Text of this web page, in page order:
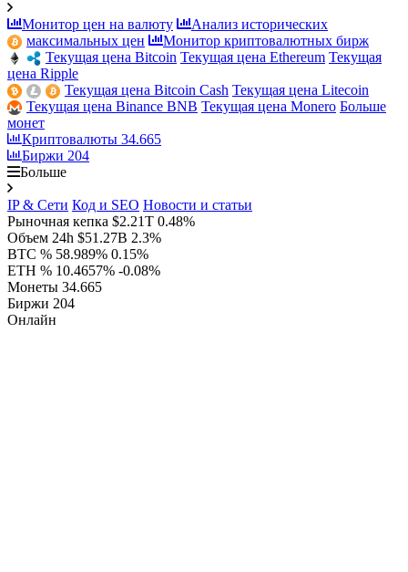
Монитор цен на валюту
Анализ исторических
максимальных цен
Монитор криптовалютных бирж
Текущая цена Bitcoin Текущая цена Ethereum Текущая
цена Ripple
Текущая цена Bitcoin Cash Текущая цена Litecoin
Текущая цена Binance BNB Текущая цена Monero Больше
монет
Криптовалюты 34.665
Биржи 204
Больше
IP & Сети Код и SEO Новости и статьи
Рыночная кепка $2.21T 0.48%
Объем 24h $51.27B 2.3%
BTC % 58.989% 0.15%
ETH % 10.4657% -0.08%
Монеты 34.665
Биржи 204
Онлайн